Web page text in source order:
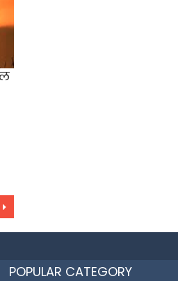
POPULAR CATEGORY